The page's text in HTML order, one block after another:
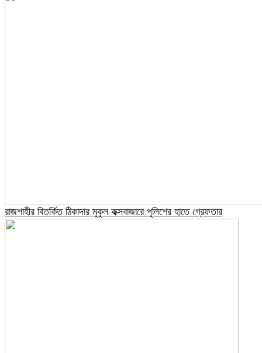
রাজশাহীর বিতর্কিত ঠিকাদার মুকুল কক্সবাজারে পুলিশের হাতে গ্রেফতার